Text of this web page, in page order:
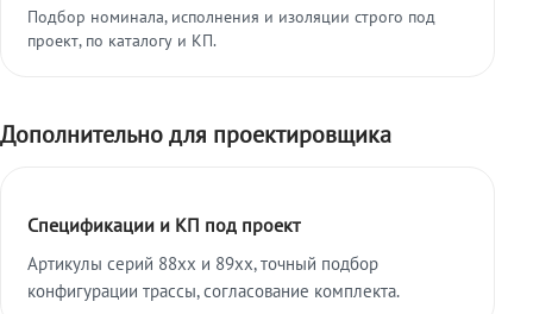
Подбор номинала, исполнения и изоляции строго под
проект, по каталогу и КП.
Дополнительно для проектировщика
Спецификации и КП под проект
Артикулы серий 88xx и 89xx, точный подбор
конфигурации трассы, согласование комплекта.